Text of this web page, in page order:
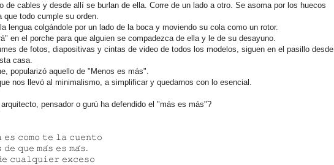
de cables y desde allí se burlan de ella. Corre de un lado a otro. Se asoma por los huecos
que todo cumple su orden.
lengua colgándole por un lado de la boca y moviendo su cola como un rotor.
en el porche para que alguien se compadezca de ella y le de su desayuno.
de fotos, diapositivas y cintas de video de todos los modelos, siguen en el pasillo desde
casa.
popularizó aquello de "Menos es más".
nos llevó al minimalismo, a simplificar y quedarnos con lo esencial.
pensador o gurú ha defendido el "más es más"?
𝚎𝚜 𝚌𝚘𝚖𝚘 𝚝𝚎 𝚕𝚊 𝚌𝚞𝚎𝚗𝚝𝚘
𝚍𝚎 𝚚𝚞𝚎 𝚖𝚊́𝚜 𝚎𝚜 𝚖𝚊́𝚜.
𝚌𝚞𝚊𝚕𝚚𝚞𝚒𝚎𝚛 𝚎𝚡𝚌𝚎𝚜𝚘